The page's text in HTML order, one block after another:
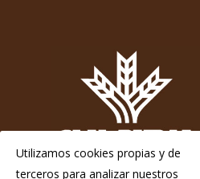
Utilizamos cookies propias y de
terceros para analizar nuestros